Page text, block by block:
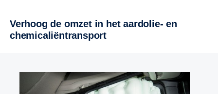
Verhoog de omzet in het aardolie- en
chemicaliëntransport